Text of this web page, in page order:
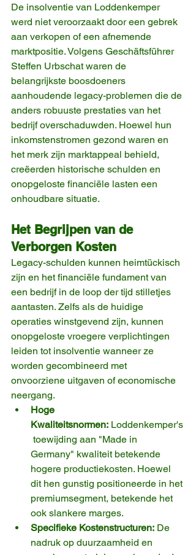
De insolventie van Loddenkemper
werd niet veroorzaakt door een gebrek
aan verkopen of een afnemende
marktpositie. Volgens Geschäftsführer
Steffen Urbschat waren de
belangrijkste boosdoeners
aanhoudende legacy-problemen die de
anders robuuste prestaties van het
bedrijf overschaduwden. Hoewel hun
inkomstenstromen gezond waren en
het merk zijn marktappeal behield,
creëerden historische schulden en
onopgeloste financiële lasten een
onhoudbare situatie.
Het Begrijpen van de
Verborgen Kosten
Legacy-schulden kunnen heimtückisch
zijn en het financiële fundament van
een bedrijf in de loop der tijd stilletjes
aantasten. Zelfs als de huidige
operaties winstgevend zijn, kunnen
onopgeloste vroegere verplichtingen
leiden tot insolventie wanneer ze
worden gecombineerd met
onvoorziene uitgaven of economische
neergang.
Hoge
Kwaliteitsnormen: Loddenkemper's
toewijding aan "Made in
Germany" kwaliteit betekende
hogere productiekosten. Hoewel
dit hen gunstig positioneerde in het
premiumsegment, betekende het
ook slankere marges.
Specifieke Kostenstructuren: De
nadruk op duurzaamheid en